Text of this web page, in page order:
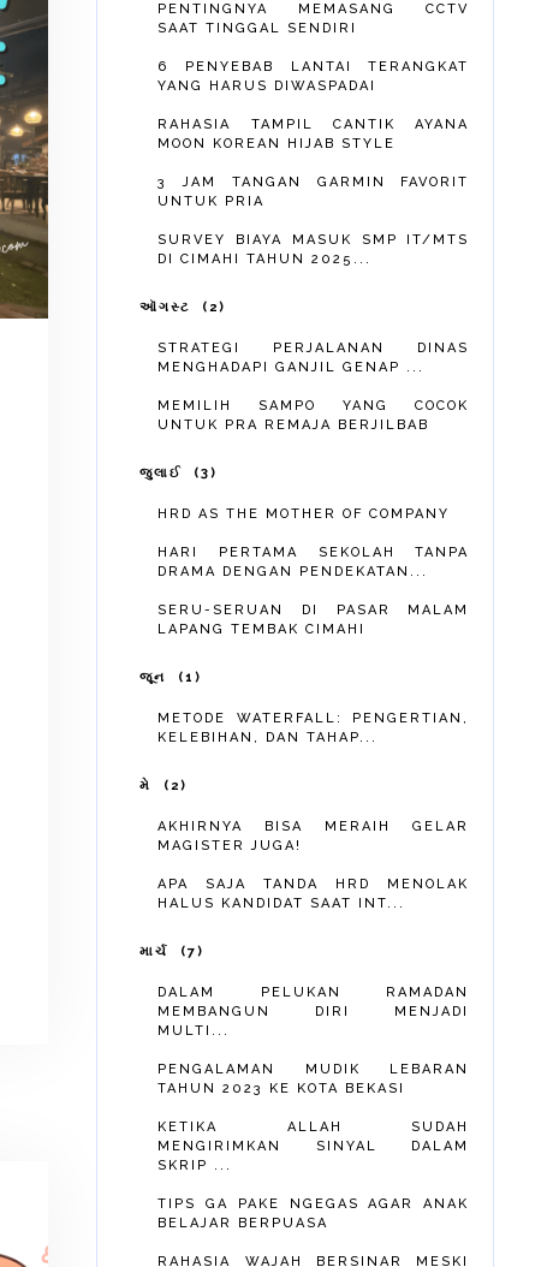
PENTINGNYA MEMASANG CCTV
SAAT TINGGAL SENDIRI
6 PENYEBAB LANTAI TERANGKAT
YANG HARUS DIWASPADAI
RAHASIA TAMPIL CANTIK AYANA
MOON KOREAN HIJAB STYLE
3 JAM TANGAN GARMIN FAVORIT
UNTUK PRIA
SURVEY BIAYA MASUK SMP IT/MTS
DI CIMAHI TAHUN 2025...
ઑગસ્ટ 2
STRATEGI PERJALANAN DINAS
MENGHADAPI GANJIL GENAP ...
MEMILIH SAMPO YANG COCOK
UNTUK PRA REMAJA BERJILBAB
જુલાઈ 3
HRD AS THE MOTHER OF COMPANY
HARI PERTAMA SEKOLAH TANPA
DRAMA DENGAN PENDEKATAN...
SERU-SERUAN DI PASAR MALAM
LAPANG TEMBAK CIMAHI
જૂન 1
METODE WATERFALL: PENGERTIAN,
KELEBIHAN, DAN TAHAP...
મે 2
AKHIRNYA BISA MERAIH GELAR
MAGISTER JUGA!
APA SAJA TANDA HRD MENOLAK
HALUS KANDIDAT SAAT INT...
માર્ચ 7
DALAM PELUKAN RAMADAN
MEMBANGUN DIRI MENJADI
MULTI...
PENGALAMAN MUDIK LEBARAN
TAHUN 2023 KE KOTA BEKASI
KETIKA ALLAH SUDAH
MENGIRIMKAN SINYAL DALAM
SKRIP ...
TIPS GA PAKE NGEGAS AGAR ANAK
BELAJAR BERPUASA
RAHASIA WAJAH BERSINAR MESKI